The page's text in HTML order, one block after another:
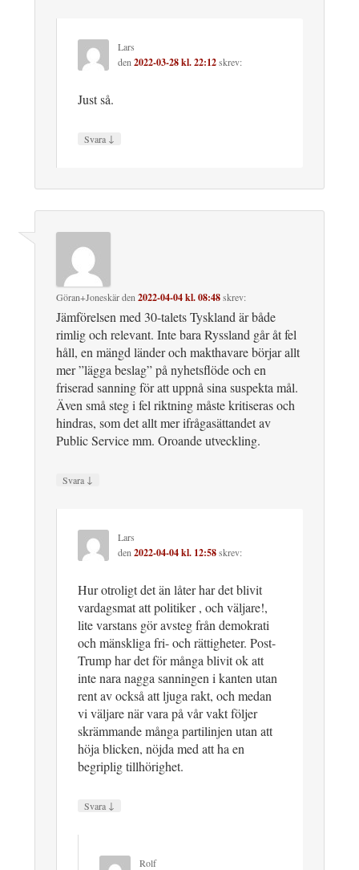
Lars
den 2022-03-28 kl. 22:12skrev:
Just så.
Svara ↓
Göran+Joneskärden 2022-04-04 kl. 08:48skrev:
Jämförelsen med 30-talets Tyskland är både
rimlig och relevant. Inte bara Ryssland går åt fel
håll, en mängd länder och makthavare börjar allt
mer ”lägga beslag” på nyhetsflöde och en
friserad sanning för att uppnå sina suspekta mål.
Även små steg i fel riktning måste kritiseras och
hindras, som det allt mer ifrågasättandet av
Public Service mm. Oroande utveckling.
Svara ↓
Lars
den 2022-04-04 kl. 12:58skrev:
Hur otroligt det än låter har det blivit
vardagsmat att politiker , och väljare!,
lite varstans gör avsteg från demokrati
och mänskliga fri- och rättigheter. Post-
Trump har det för många blivit ok att
inte nara nagga sanningen i kanten utan
rent av också att ljuga rakt, och medan
vi väljare när vara på vår vakt följer
skrämmande många partilinjen utan att
höja blicken, nöjda med att ha en
begriplig tillhörighet.
Svara ↓
Rolf